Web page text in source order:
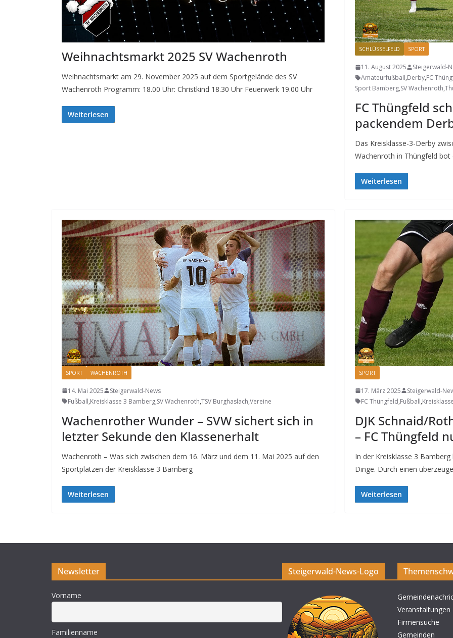
Weihnachtsmarkt 2025 SV Wachenroth
Weihnachtsmarkt am 29. November 2025 auf dem Sportgelände des SV
Wachenroth Programm: 18.00 Uhr: Christkind 18.30 Uhr Feuerwerk 19.00 Uhr
Weiterlesen
SCHLÜSSELFELD SPORT
11. August 2025
Steigerwald-
Amateurfußball,Derby,FC
Sport Bamberg,SV Wachenroth,
FC Thüngfeld
packendem
Das Kreisklasse-3-Derby
Wachenroth in Thüngfeld bot
Weiterlesen
SPORT WACHENROTH
14. Mai 2025
Steigerwald-News
Fußball,Kreisklasse 3 Bamberg,SV Wachenroth,TSV Burghaslach,Vereine
Wachenrother Wunder – SVW sichert sich in
letzter Sekunde den Klassenerhalt
Wachenroth – Was sich zwischen dem 16. März und dem 11. Mai 2025 auf den
Sportplätzen der Kreisklasse 3 Bamberg
Weiterlesen
SPORT
17. März 2025
Steigerwald-
FC Thüngfeld,Fußball,
DJK Schnaid/
– FC Thüngfeld
In der Kreisklasse 3
Dinge. Durch einen
Weiterlesen
Newsletter
Vorname
Familienname
Steigerwald-News-Logo
Veranstaltungen
Firmensuche
Gemeinden